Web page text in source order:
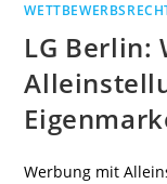
LG Berlin:
Werbung mit